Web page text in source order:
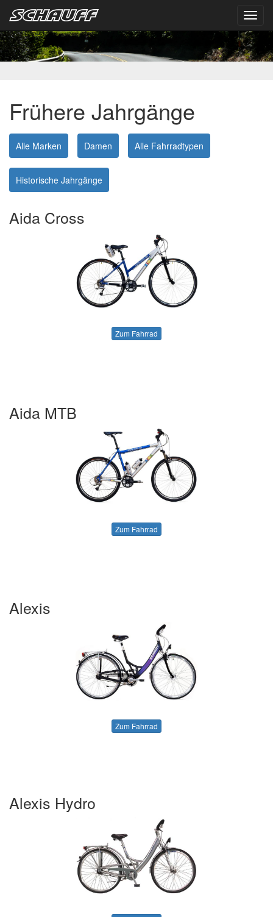
Frühere Jahrgänge
Alle Marken Damen Alle Fahrradtypen
Historische Jahrgänge
Aida Cross
Zum Fahrrad
Aida MTB
Zum Fahrrad
Alexis
Zum Fahrrad
Alexis Hydro